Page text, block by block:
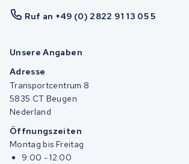
Ruf an +49 (0) 2822 91 13 05 5
Unsere Angaben
Adresse
Transportcentrum 8
5835 CT Beugen
Nederland
Öffnungszeiten
Montag bis Freitag
9:00 - 12:00